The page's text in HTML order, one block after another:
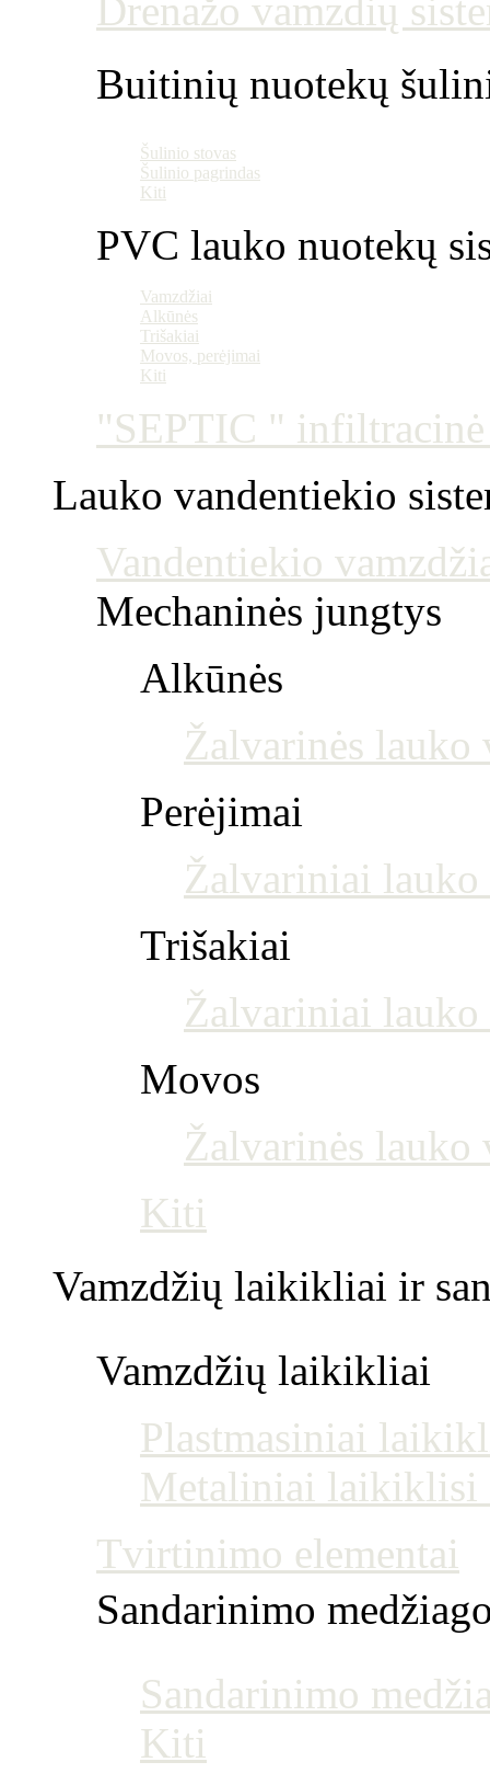
Drenažo vamzdių
Buitinių nuotekų
Šulinio stovas
Šulinio pagrindas
Kiti
PVC lauko nuotekų
Vamzdžiai
Alkūnės
Trišakiai
Movos, perėjimai
Kiti
"SEPTIC "
Lauko vandentiekio
Vandentiekio
Mechaninės jungtys
Alkūnės
Žalvarinės lauko
Perėjimai
Žalvariniai
Trišakiai
Žalvariniai
Movos
Žalvarinės lauko
Kiti
Vamzdžių laikikliai ir
Vamzdžių laikikliai
Plastmasiniai
Metaliniai laikiklisi
Tvirtinimo elementai
Sandarinimo
Sandarinimo
Kiti